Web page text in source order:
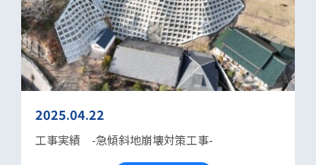
2025.04.22
工事実績 -急傾斜地崩壊対策工事-